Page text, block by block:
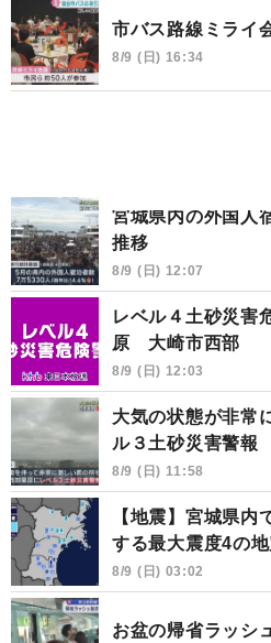
市バス路線ミライ
8/9 (日) 16:34
宮城県内の外国人
推移
8/9 (日) 12:07
レベル４土砂災
原 大崎市西部
8/9 (日) 12:03
大気の状態が非
ル３土砂災害警報
8/9 (日) 11:58
【地震】宮城県内
する最大震度4の
8/9 (日) 03:02
お盆の帰省ラッ